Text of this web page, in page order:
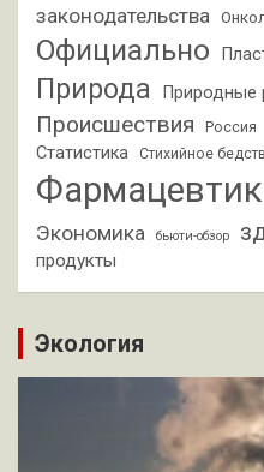
законодательства
Официально
Природа Природные
Происшествия Россия
Статистика Стихийное
Экономика бьюти-обзор
продукты
Экология